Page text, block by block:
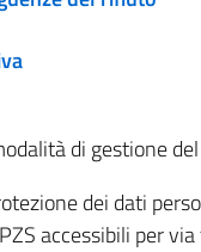
di gestione
dei dati
accessibili per